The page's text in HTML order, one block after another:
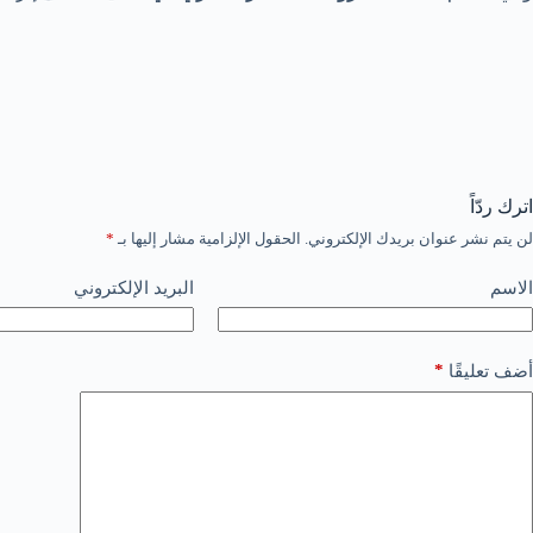
اترك ردّاً
لن يتم نشر عنوان بريدك الإلكتروني. الحقول الإلزامية مشار إليها بـ *
الاسم البريد الإلكتروني
أضف تعليقًا *